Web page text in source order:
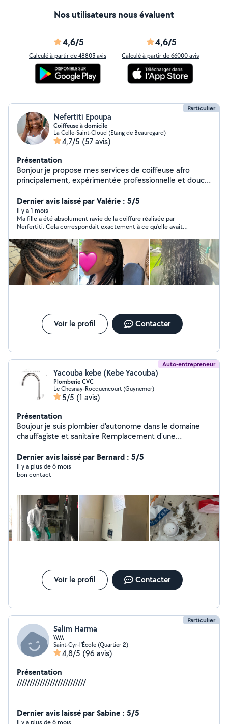
Nos utilisateurs nous évaluent
4,6/5
Calculé à partir de 48803 avis
4,6/5
Calculé à partir de 66000 avis
Particulier
Nefertiti Epoupa
Coiffeuse à domicile
La Celle-Saint-Cloud (Etang de Beauregard)
4,7/5 (57 avis)
Présentation
Bonjour je propose mes services de coiffeuse afro
principalement, expérimentée professionnelle et douce
Dernier avis laissé par Valérie : 5/5
Il y a 1 mois
Ma fille a été absolument ravie de la coiffure réalisée par
Nerfertiti. Cela correspondait exactement à ce qu'elle avait
très agréable et sympathique
Voir le profil Contacter
Auto-entrepreneur
Yacouba kebe (Kebe Yacouba)
Plomberie CVC
Le Chesnay-Rocquencourt (Guynemer)
5/5 (1 avis)
Présentation
Boujour je suis plombier d'autonome dans le domaine
chauffagiste et sanitaire Remplacement d'une
mitigeur et vanne d'arrêt réparer de fuite d'eau
N'hésitez pas à me contacter au si besoin je vous
remercie infiniment Notre standard est ouvert 24H/24
soir et le week-end. Prise en charge rapide et sans délai
d'attente.
Dernier avis laissé par Bernard : 5/5
Il y a plus de 6 mois
bon contact
Voir le profil Contacter
Particulier
Salim Harma
\\\\\
Saint-Cyr-l'École (Quartier 2)
4,8/5 (96 avis)
Présentation
///////////////////////////
Dernier avis laissé par Sabine : 5/5
Il y a plus de 6 mois